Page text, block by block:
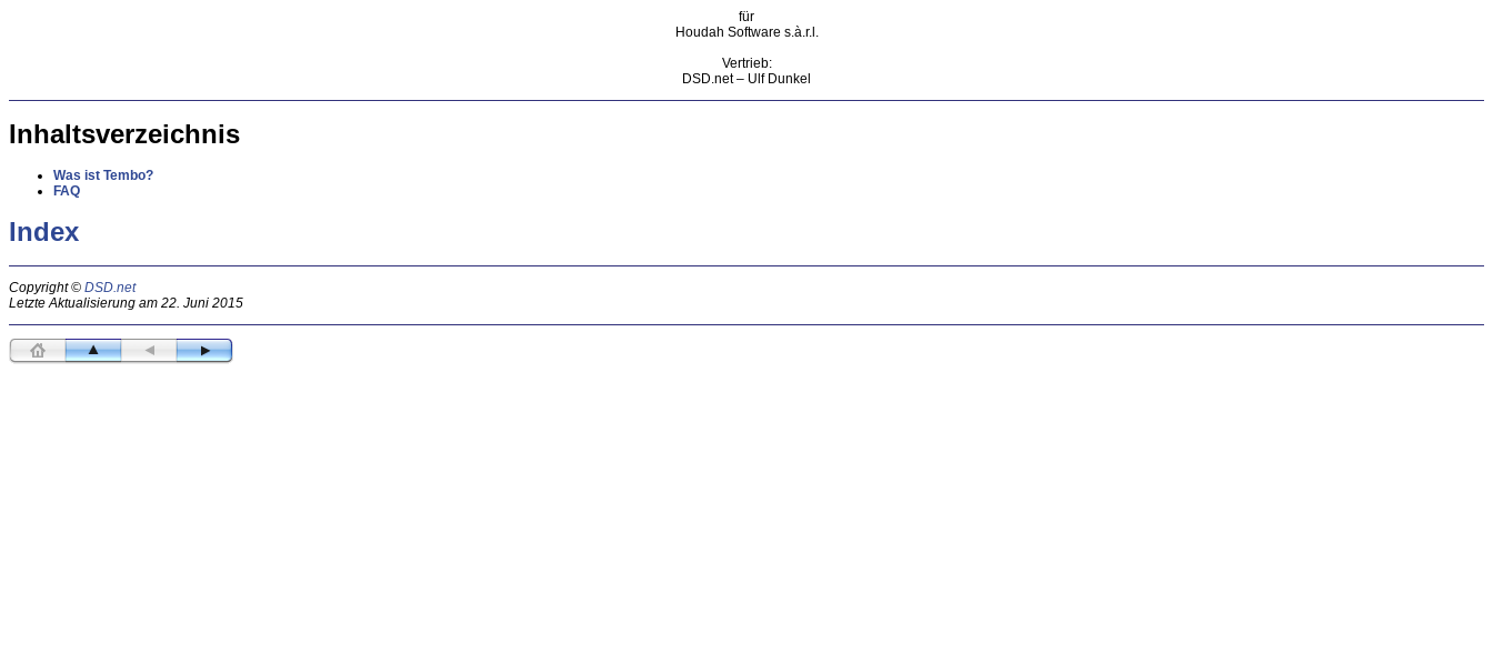
für
Houdah Software s.à.r.l.
Vertrieb:
DSD.net – Ulf Dunkel
Inhaltsverzeichnis
Was ist Tembo?
FAQ
Index
Copyright © DSD.net
Letzte Aktualisierung am 22. Juni 2015